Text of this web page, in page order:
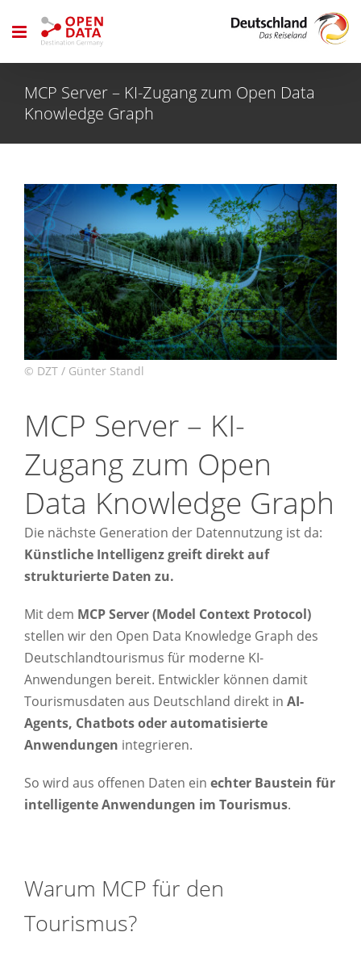
Inhalt
MCP Server – KI-Zugang zum Open Data
Knowledge Graph
Zeige
grösseres
Bild
MCP Server – KI-
Zugang zum Open
Data Knowledge Graph
Die nächste Generation der Datennutzung ist da:
Künstliche Intelligenz greift direkt auf
strukturierte Daten zu.
Mit dem MCP Server (Model Context Protocol)
stellen wir den Open Data Knowledge Graph des
Deutschlandtourismus für moderne KI-
Anwendungen bereit. Entwickler können damit
Tourismusdaten aus Deutschland direkt in AI-
Agents, Chatbots oder automatisierte
Anwendungen integrieren.
So wird aus offenen Daten ein echter Baustein für
intelligente Anwendungen im Tourismus.
Warum MCP für den
Tourismus?